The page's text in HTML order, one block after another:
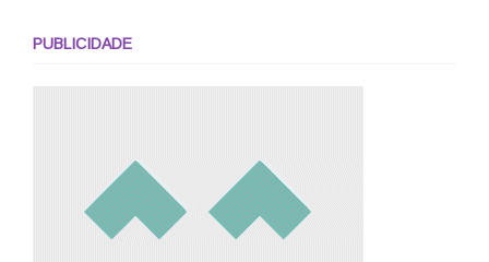
PUBLICIDADE